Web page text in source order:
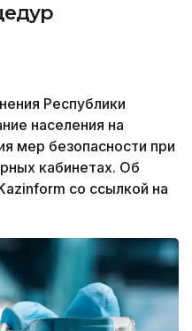
Республики
населения на
мер безопасности при
кабинетах. Об
со ссылкой на